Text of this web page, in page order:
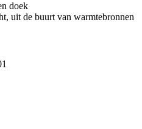
doek
uit de buurt van warmtebronnen